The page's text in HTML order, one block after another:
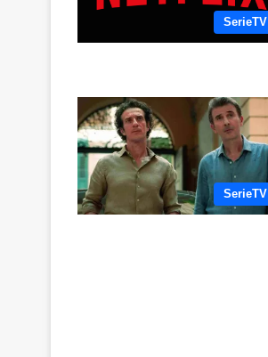
SerieTV
SerieTV